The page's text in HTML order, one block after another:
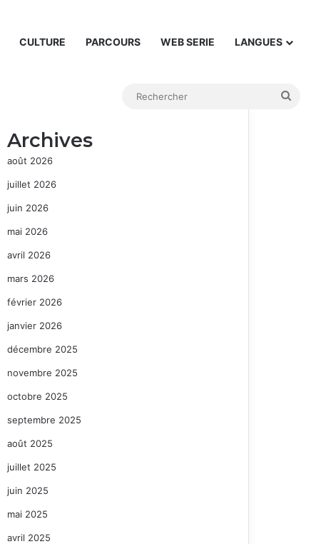
CULTURE PARCOURS WEB SERIE LANGUES
Archives
août 2026
juillet 2026
juin 2026
mai 2026
avril 2026
mars 2026
février 2026
janvier 2026
décembre 2025
novembre 2025
octobre 2025
septembre 2025
août 2025
juillet 2025
juin 2025
mai 2025
avril 2025